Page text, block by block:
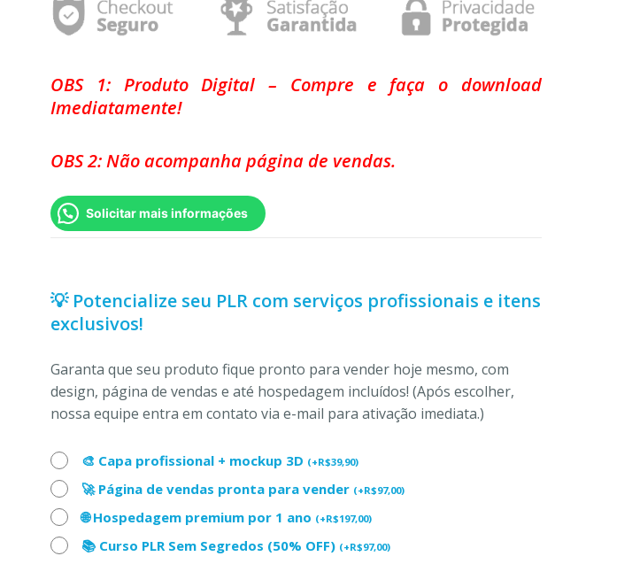
OBS 1: Produto Digital – Compre e faça o download
Imediatamente!
OBS 2: Não acompanha página de vendas.
Solicitar mais informações
💡 Potencialize seu PLR com serviços profissionais e itens
exclusivos!
Garanta que seu produto fique pronto para vender hoje mesmo, com
design, página de vendas e até hospedagem incluídos! (Após escolher,
nossa equipe entra em contato via e-mail para ativação imediata.)
🎨 Capa profissional + mockup 3D (+R$39,90)
🚀 Página de vendas pronta para vender (+R$97,00)
🌐 Hospedagem premium por 1 ano (+R$197,00)
📚 Curso PLR Sem Segredos (50% OFF) (+R$97,00)